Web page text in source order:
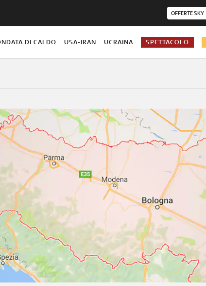
OFFERTE SKY
DI CALDO USA-IRAN UCRAINA SPETTACOLO